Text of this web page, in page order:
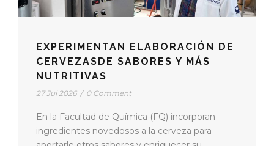
EXPERIMENTAN ELABORACIÓN DE
CERVEZASDE SABORES Y MÁS
NUTRITIVAS
27 Jul 2026 / 0 Comment
En la Facultad de Química (FQ) incorporan
ingredientes novedosos a la cerveza para